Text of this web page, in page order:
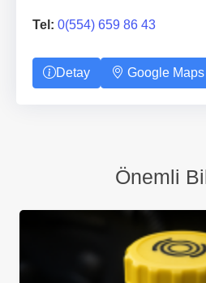
Tel: 0(554) 659 86 43
Detay Google Maps
Önemli